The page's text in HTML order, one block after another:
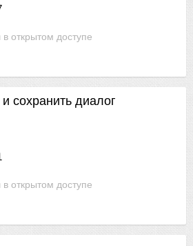
открытом доступе
открытом доступе
сохранить диалог